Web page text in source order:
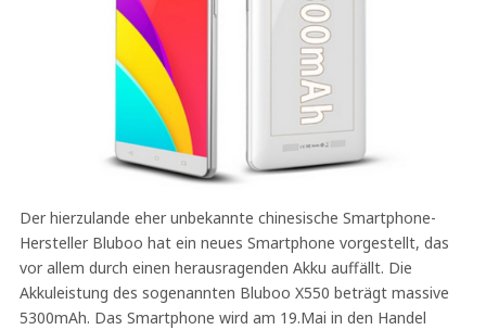
Der hierzulande eher unbekannte chinesische Smartphone-
Hersteller Bluboo hat ein neues Smartphone vorgestellt, das
vor allem durch einen herausragenden Akku auffällt. Die
Akkuleistung des sogenannten Bluboo X550 beträgt massive
5300mAh. Das Smartphone wird am 19.Mai in den Handel